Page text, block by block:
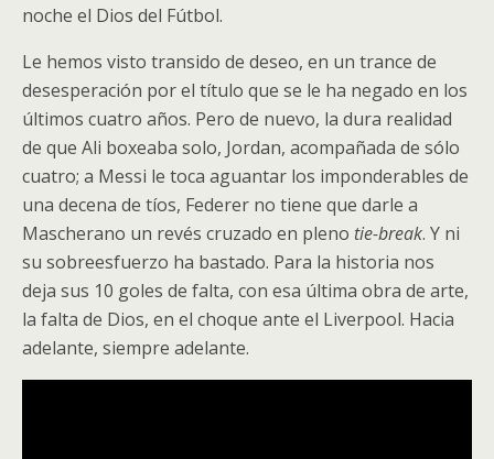
noche el Dios del Fútbol.
Le hemos visto transido de deseo, en un trance de
desesperación por el título que se le ha negado en los
últimos cuatro años. Pero de nuevo, la dura realidad
de que Ali boxeaba solo, Jordan, acompañada de sólo
cuatro; a Messi le toca aguantar los imponderables de
una decena de tíos, Federer no tiene que darle a
Mascherano un revés cruzado en pleno tie-break. Y ni
su sobreesfuerzo ha bastado. Para la historia nos
deja sus 10 goles de falta, con esa última obra de arte,
la falta de Dios, en el choque ante el Liverpool. Hacia
adelante, siempre adelante.